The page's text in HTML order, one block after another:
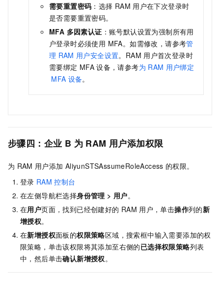
需要重置密码 ：选择 RAM 用户在下次登录时
是否需要重置密码。
MFA 多因素认证 ：账号默认设置为强制所有用
户登录时必须使用 MFA。如需修改，请参考管
理 RAM 用户安全设置。RAM 用户首次登录时
需要绑定 MFA 设备，请参考为 RAM 用户绑定
MFA 设备。
步骤四：企业 B 为 RAM 用户添加权限
为 RAM 用户添加 AliyunSTSAssumeRoleAccess 的权限。
登录 RAM 控制台
在左侧导航栏选择身份管理 > 用户。
在用户页面，找到已经创建好的 RAM 用户，单击操作列的新
增授权。
在新增授权面板的权限策略区域，搜索框中输入需要添加的权
限策略，单击该权限将其添加至右侧的已选择权限策略列表
中，然后单击确认新增授权 。